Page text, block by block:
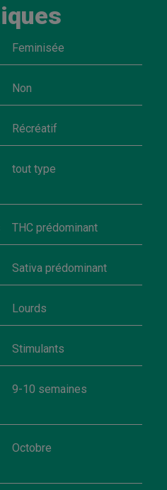
Feminisée
Non
Récréatif
tout type
THC prédominant
Sativa prédominant
Lourds
Stimulants
9-10 semaines
Octobre